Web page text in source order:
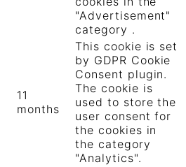
"Advertisement"
category .
11
months
This cookie is set
by GDPR Cookie
Consent plugin.
The cookie is
used to store the
user consent for
the cookies in
the category
"Analytics".